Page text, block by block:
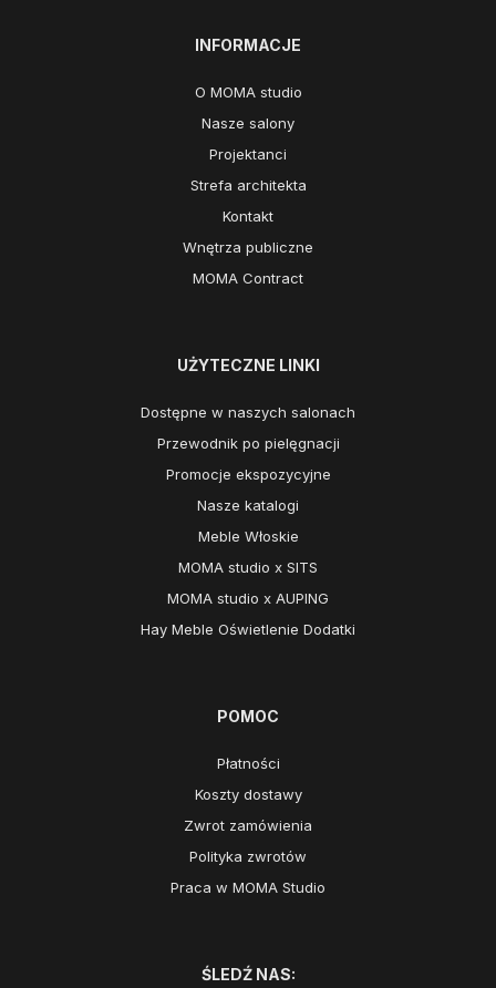
INFORMACJE
O MOMA studio
Nasze salony
Projektanci
Strefa architekta
Kontakt
Wnętrza publiczne
MOMA Contract
UŻYTECZNE LINKI
Dostępne w naszych salonach
Przewodnik po pielęgnacji
Promocje ekspozycyjne
Nasze katalogi
Meble Włoskie
MOMA studio x SITS
MOMA studio x AUPING
Hay Meble Oświetlenie Dodatki
POMOC
Płatności
Koszty dostawy
Zwrot zamówienia
Polityka zwrotów
Praca w MOMA Studio
ŚLEDŹ NAS: